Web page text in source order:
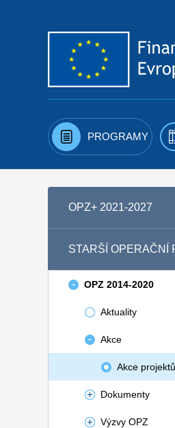
PROGRAMY
OPZ+ 2021-2027
STARŠÍ OPERAČNÍ
OPZ 2014-2020
Aktuality
Akce
Akce projektů
Dokumenty
Výzvy OPZ